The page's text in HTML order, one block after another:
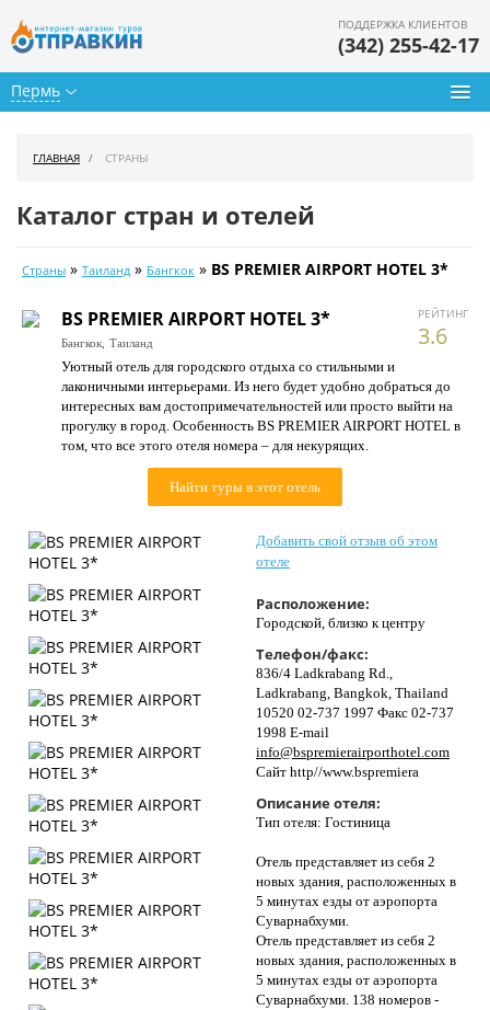
Пермь
ПОДДЕРЖКА КЛИЕНТОВ
(342) 255-42-17
Календарь туров
Цены дня
Страны
Как купить
ГЛАВНАЯ СТРАНЫ
Каталог стран и отелей
Страны » Таиланд » Бангкок » BS PREMIER AIRPORT HOTEL 3*
РЕЙТИНГ
3.6
BS PREMIER AIRPORT HOTEL 3*
Бангкок, Таиланд
Уютный отель для городского отдыха со стильными и
лаконичными интерьерами. Из него будет удобно добраться до
интересных вам достопримечательностей или просто выйти на
прогулку в город. Особенность BS PREMIER AIRPORT HOTEL в
том, что все этого отеля номера – для некурящих.
Найти туры в этот отель
Добавить свой отзыв об этом
отеле
Расположение:
Городской, близко к центру
Телефон/факс:
836/4 Ladkrabang Rd.,
Ladkrabang, Bangkok, Thailand
10520 02-737 1997 Факс 02-737
1998 E-mail
info@bspremierairporthotel.com
Сайт http//www.bspremiera
Описание отеля:
Тип отеля: Гостиница
Отель представляет из себя 2
новых здания, расположенных в
5 минутах езды от аэропорта
Суварнабхуми.
Отель представляет из себя 2
новых здания, расположенных в
5 минутах езды от аэропорта
Суварнабхуми. 138 номеров -